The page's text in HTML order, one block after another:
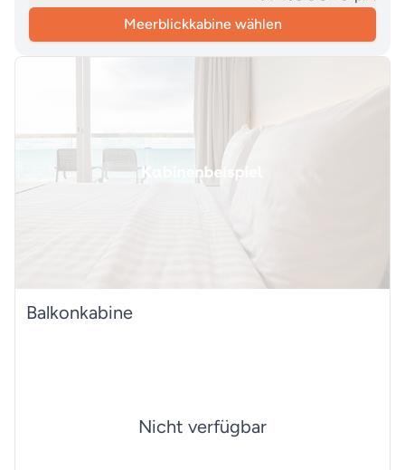
Meerblickkabine wählen
Balkonkabine
Nicht verfügbar